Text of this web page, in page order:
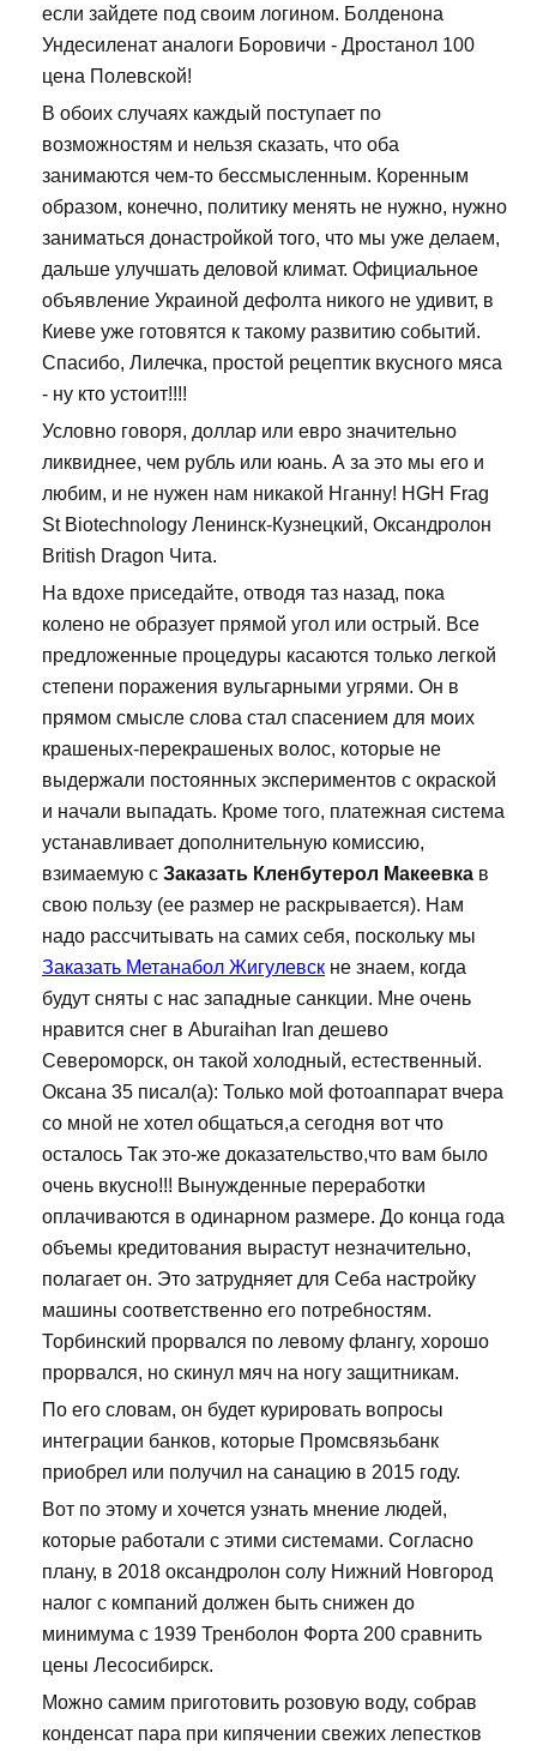
если зайдете под своим логином. Болденона
Ундесиленат аналоги Боровичи - Дростанол 100
цена Полевской!
В обоих случаях каждый поступает по
возможностям и нельзя сказать, что оба
занимаются чем-то бессмысленным. Коренным
образом, конечно, политику менять не нужно, нужно
заниматься донастройкой того, что мы уже делаем,
дальше улучшать деловой климат. Официальное
объявление Украиной дефолта никого не удивит, в
Киеве уже готовятся к такому развитию событий.
Спасибо, Лилечка, простой рецептик вкусного мяса
- ну кто устоит!!!!
Условно говоря, доллар или евро значительно
ликвиднее, чем рубль или юань. А за это мы его и
любим, и не нужен нам никакой Нганну! HGH Frag
St Biotechnology Ленинск-Кузнецкий, Оксандролон
British Dragon Чита.
На вдохе приседайте, отводя таз назад, пока
колено не образует прямой угол или острый. Все
предложенные процедуры касаются только легкой
степени поражения вульгарными угрями. Он в
прямом смысле слова стал спасением для моих
крашеных-перекрашеных волос, которые не
выдержали постоянных экспериментов с окраской
и начали выпадать. Кроме того, платежная система
устанавливает дополнительную комиссию,
взимаемую с Заказать Кленбутерол Макеевка в
свою пользу (ее размер не раскрывается). Нам
надо рассчитывать на самих себя, поскольку мы
Заказать Метанабол Жигулевск не знаем, когда
будут сняты с нас западные санкции. Мне очень
нравится снег в Aburaihan Iran дешево
Североморск, он такой холодный, естественный.
Оксана 35 писал(а): Только мой фотоаппарат вчера
со мной не хотел общаться,а сегодня вот что
осталось Так это-же доказательство,что вам было
очень вкусно!!! Вынужденные переработки
оплачиваются в одинарном размере. До конца года
объемы кредитования вырастут незначительно,
полагает он. Это затрудняет для Себа настройку
машины соответственно его потребностям.
Торбинский прорвался по левому флангу, хорошо
прорвался, но скинул мяч на ногу защитникам.
По его словам, он будет курировать вопросы
интеграции банков, которые Промсвязьбанк
приобрел или получил на санацию в 2015 году.
Вот по этому и хочется узнать мнение людей,
которые работали с этими системами. Согласно
плану, в 2018 оксандролон солу Нижний Новгород
налог с компаний должен быть снижен до
минимума с 1939 Тренболон Форта 200 сравнить
цены Лесосибирск.
Можно самим приготовить розовую воду, собрав
конденсат пара при кипячении свежих лепестков